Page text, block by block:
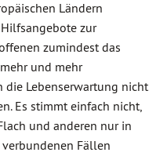
Ländern
zur
zumindest das
und mehr
die Lebenserwartung nicht
Es stimmt einfach nicht,
und anderen nur in
Fällen